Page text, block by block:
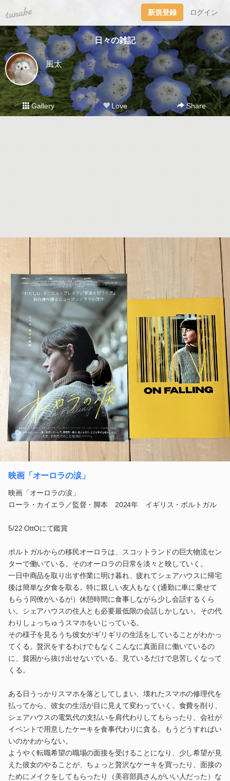
tuna.be 新規登録 ログイン
日々の雑記
風太
Gallery Love Share
映画「オーロラの涙」
映画「オーロラの涙」
ローラ・カイエラ／監督・脚本 2024年 イギリス・ポルトガル
5/22 OttOにて鑑賞
ポルトガルからの移民オーロラは、スコットランドの巨大物流セン
ターで働いている。そのオーロラの日常を淡々と映していく。
一日中商品を取り出す作業に明け暮れ、疲れてシェアハウスに帰宅
後は簡単な夕食を取る。特に親しい友人もなく(通勤に車に乗せて
もらう同僚がいるが）休憩時間に食事しながら少し会話するくら
い。シェアハウスの住人とも必要最低限の会話しかしない。その代
わりしょっちゅうスマホをいじっている。
その様子を見るうち彼女がギリギリの生活をしていることがわかっ
てくる。贅沢をするわけでもなくこんなに真面目に働いているの
に、貧困から抜け出せないでいる。見ているだけで息苦しくなって
くる。
ある日うっかりスマホを落としてしまい、壊れたスマホの修理代を
払ってから、彼女の生活が目に見えて変わっていく。食費を削り、
シェアハウスの電気代の支払いを肩代わりしてもらったり、会社が
イベントで用意したケーキを食事代わりに貪る。もうどうすればい
いのかわからない。
ようやく転職希望の職場の面接を受けることになり、少し希望が見
えた彼女のやることが、ちょっと贅沢なケーキを買ったり、面接の
ためにメイクをしてもらったり（美容部員さんがいい人だった）な